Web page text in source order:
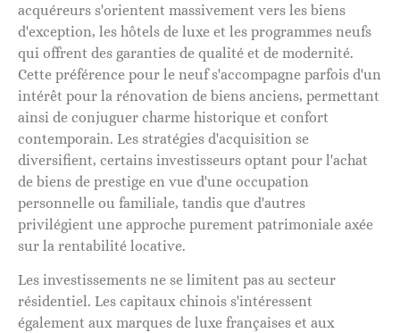
acquéreurs s'orientent massivement vers les biens
d'exception, les hôtels de luxe et les programmes neufs
qui offrent des garanties de qualité et de modernité.
Cette préférence pour le neuf s'accompagne parfois d'un
intérêt pour la rénovation de biens anciens, permettant
ainsi de conjuguer charme historique et confort
contemporain. Les stratégies d'acquisition se
diversifient, certains investisseurs optant pour l'achat
de biens de prestige en vue d'une occupation
personnelle ou familiale, tandis que d'autres
privilégient une approche purement patrimoniale axée
sur la rentabilité locative.
Les investissements ne se limitent pas au secteur
résidentiel. Les capitaux chinois s'intéressent
également aux marques de luxe françaises et aux